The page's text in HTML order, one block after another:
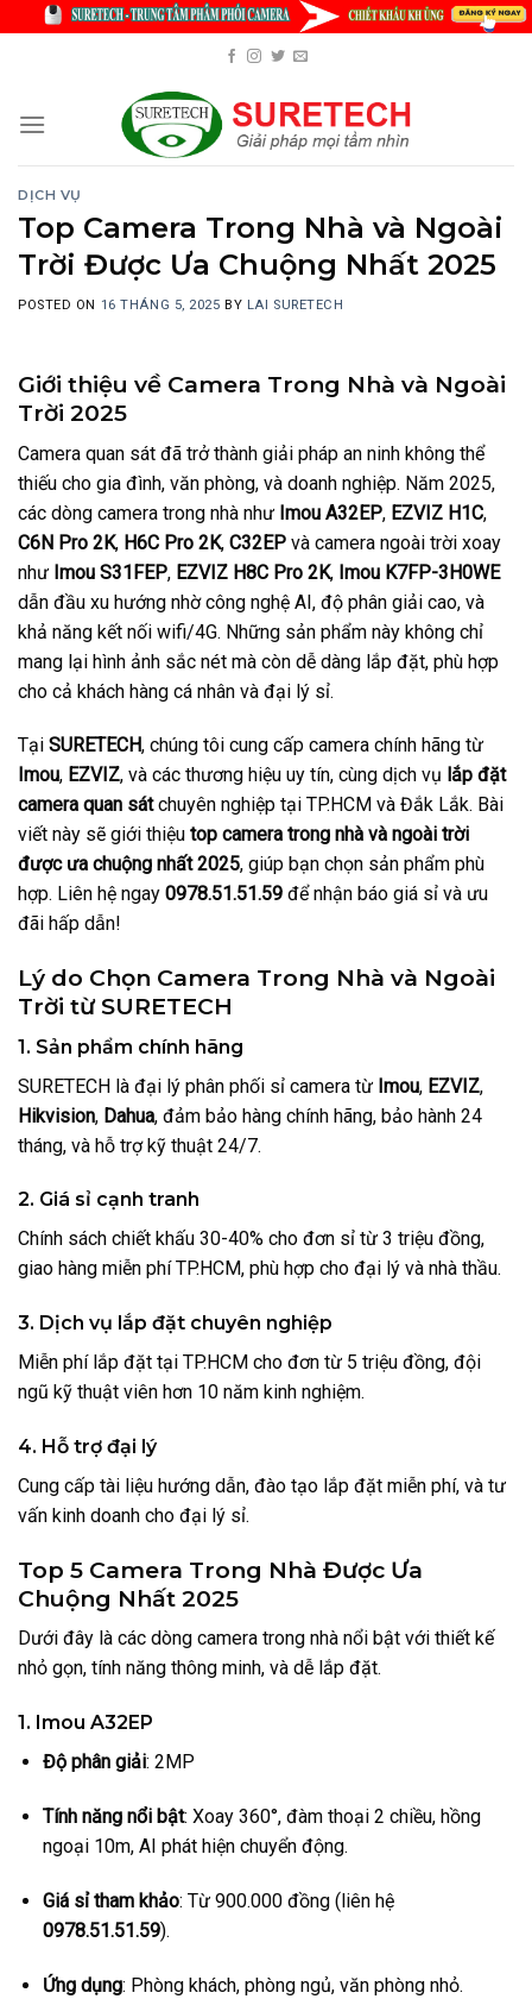
DỊCH VỤ
Top Camera Trong Nhà và Ngoài
Trời Được Ưa Chuộng Nhất 2025
POSTED ON 16 THÁNG 5, 2025 BY LAI SURETECH
Giới thiệu về Camera Trong Nhà và Ngoài
Trời 2025
Camera quan sát đã trở thành giải pháp an ninh không thể
thiếu cho gia đình, văn phòng, và doanh nghiệp. Năm 2025,
các dòng camera trong nhà như Imou A32EP, EZVIZ H1C,
C6N Pro 2K, H6C Pro 2K, C32EP và camera ngoài trời xoay
như Imou S31FEP, EZVIZ H8C Pro 2K, Imou K7FP-3H0WE
dẫn đầu xu hướng nhờ công nghệ AI, độ phân giải cao, và
khả năng kết nối wifi/4G. Những sản phẩm này không chỉ
mang lại hình ảnh sắc nét mà còn dễ dàng lắp đặt, phù hợp
cho cả khách hàng cá nhân và đại lý sỉ.
Tại SURETECH, chúng tôi cung cấp camera chính hãng từ
Imou, EZVIZ, và các thương hiệu uy tín, cùng dịch vụ lắp đặt
camera quan sátchuyên nghiệp tại TP.HCM và Đắk Lắk. Bài
viết này sẽ giới thiệu top camera trong nhà và ngoài trời
được ưa chuộng nhất 2025, giúp bạn chọn sản phẩm phù
hợp. Liên hệ ngay 0978.51.51.59 để nhận báo giá sỉ và ưu
đãi hấp dẫn!
Lý do Chọn Camera Trong Nhà và Ngoài
Trời từ SURETECH
1. Sản phẩm chính hãng
SURETECH là đại lý phân phối sỉ camera từ Imou, EZVIZ,
Hikvision, Dahua, đảm bảo hàng chính hãng, bảo hành 24
tháng, và hỗ trợ kỹ thuật 24/7.
2. Giá sỉ cạnh tranh
Chính sách chiết khấu 30-40% cho đơn sỉ từ 3 triệu đồng,
giao hàng miễn phí TP.HCM, phù hợp cho đại lý và nhà thầu.
3. Dịch vụ lắp đặt chuyên nghiệp
Miễn phí lắp đặt tại TP.HCM cho đơn từ 5 triệu đồng, đội
ngũ kỹ thuật viên hơn 10 năm kinh nghiệm.
4. Hỗ trợ đại lý
Cung cấp tài liệu hướng dẫn, đào tạo lắp đặt miễn phí, và tư
vấn kinh doanh cho đại lý sỉ.
Top 5 Camera Trong Nhà Được Ưa
Chuộng Nhất 2025
Dưới đây là các dòng camera trong nhà nổi bật với thiết kế
nhỏ gọn, tính năng thông minh, và dễ lắp đặt.
1. Imou A32EP
Độ phân giải: 2MP
Tính năng nổi bật: Xoay 360°, đàm thoại 2 chiều, hồng
ngoại 10m, AI phát hiện chuyển động.
Giá sỉ tham khảo: Từ 900.000 đồng (liên hệ
0978.51.51.59).
Ứng dụng: Phòng khách, phòng ngủ, văn phòng nhỏ.